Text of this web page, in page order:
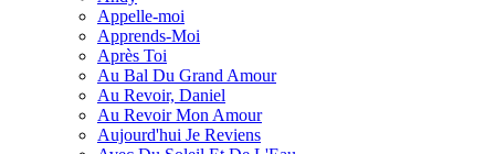
Appelle-moi
Apprends-Moi
Après Toi
Au Bal Du Grand Amour
Au Revoir, Daniel
Au Revoir Mon Amour
Aujourd'hui Je Reviens